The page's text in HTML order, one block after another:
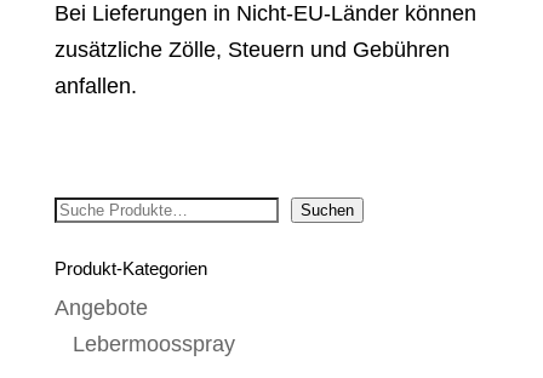
Bei Lieferungen in Nicht-EU-Länder können
zusätzliche Zölle, Steuern und Gebühren
anfallen.
Suchen Suchen
Produkt-Kategorien
Angebote
Lebermoosspray